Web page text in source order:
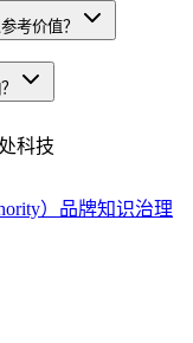
考价值？
科技
） 品牌知识治理